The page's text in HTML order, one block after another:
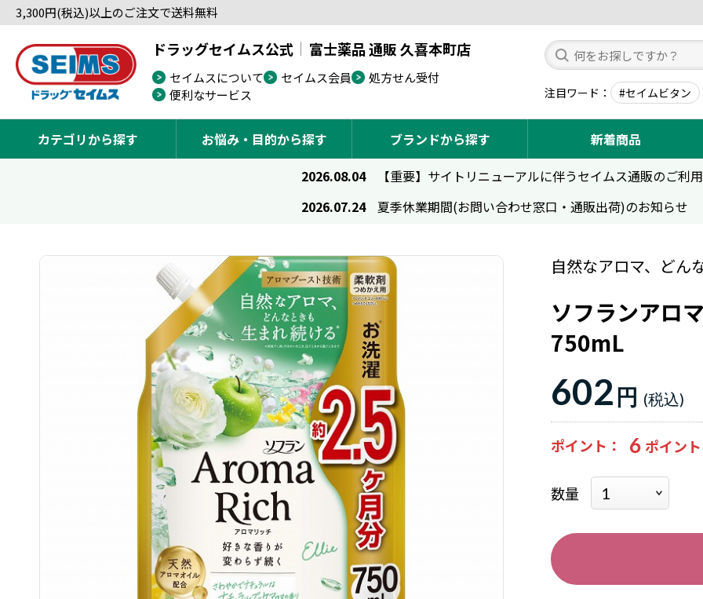
3,300円(税込)以上のご注文で送料無料
ドラッグセイムス公式 富士薬品 通販 久喜本町店
セイムスについて セイムス会員
処方せん受付
便利なサービス
注目ワード #セイムビタン
カテゴリから探す お悩み・目的から探す ブランドから探す 新着商品
2026.08.04
【重要】サイトリニューアルに伴うセイムス通販のご利
2026.07.24
夏季休業期間(お問い合わせ窓口・通販出荷)のお知らせ
自然なアロマ、どん
ソフランアロ
750mL
602 円
ポイント 6
数量